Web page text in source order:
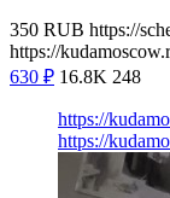
350 RUB https://
https://
630 ₽ 16.8K 248
https://
https://